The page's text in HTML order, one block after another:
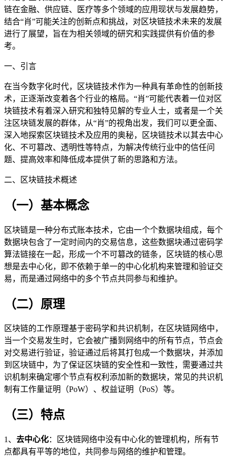
链在金融、供应链、医疗等多个领域的应用现状与发展趋势，
结合“肖”可能关注的创新点和挑战，对区块链技术未来的发展
进行了展望，旨在为相关领域的研究和实践提供有价值的参
考。
一、引言
在当今数字化时代，区块链技术作为一种具有革命性的创新技
术，正逐渐改变着各个行业的格局。“肖”可能代表着一位对区
块链技术有着深入研究和独特见解的专业人士，或者是一个关
注区块链发展的群体，从“肖”的视角出发，我们可以更全面、
深入地探索区块链技术及应用的奥秘，区块链技术以其去中心
化、不可篡改、透明性等特点，为解决传统行业中的信任问
题、提高效率和降低成本提供了新的思路和方法。
二、区块链技术概述
（一）基本概念
区块链是一种分布式账本技术，它由一个个数据块组成，每个
数据块包含了一定时间内的交易信息，这些数据块通过密码学
算法链接在一起，形成一个不可篡改的链条，区块链的核心思
想是去中心化，即不依赖于单一的中心化机构来管理和验证交
易，而是通过网络中的多个节点共同参与和维护。
（二）原理
区块链的工作原理基于密码学和共识机制，在区块链网络中，
当一个交易发生时，它会被广播到网络中的所有节点，节点会
对交易进行验证，验证通过后将其打包成一个数据块，并添加
到区块链中，为了保证区块链的安全性和一致性，需要通过共
识机制来确定哪个节点有权利添加新的数据块，常见的共识机
制有工作量证明（PoW）、权益证明（PoS）等。
（三）特点
1、 去中心化：区块链网络中没有中心化的管理机构，所有节
点都具有平等的地位，共同参与网络的维护和管理。